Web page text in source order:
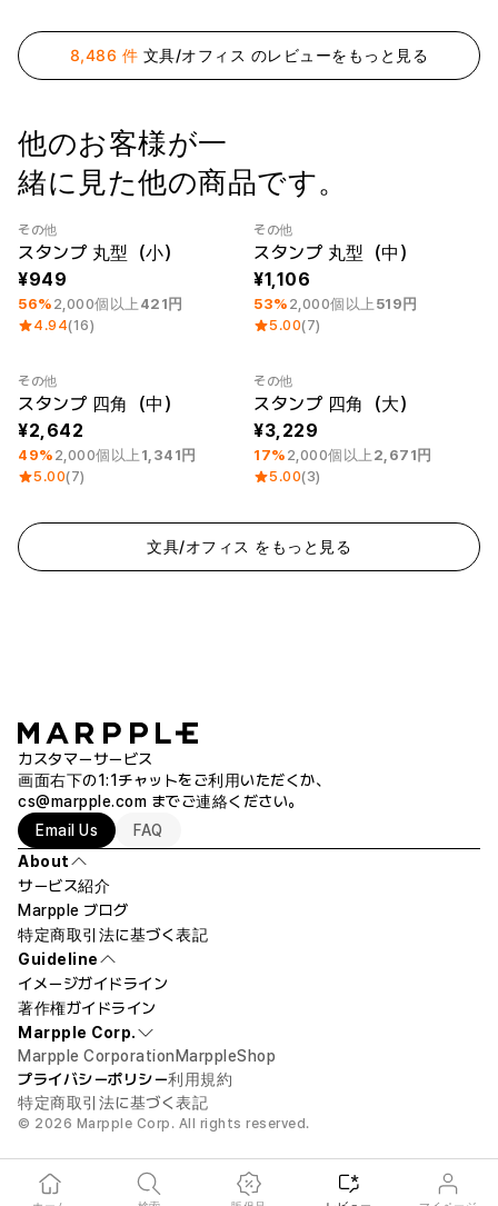
8,486 件 文具/オフィス のレビューをもっと見る
他のお客様が一
緒に見た他の商品です。
最小注文数量 1個 Category Best
その他
スタンプ 丸型（小）
949
56% 2,000個以上 421円
4.94(16)
最小注文数量 1個
その他
スタンプ 丸型（中）
1,106
53% 2,000個以上 519円
5.00(7)
最小注文数量 1個
その他
スタンプ 四角（中）
2,642
49% 2,000個以上 1,341円
5.00(7)
最小注文数量 1個
その他
スタンプ 四角（大）
3,229
17% 2,000個以上 2,671円
5.00(3)
文具/オフィス をもっと見る
カスタマーサービス
画面右下の1:1チャットをご利用いただくか、
cs@marpple.com までご連絡ください。
Email Us
FAQ
About
サービス紹介
Marpple ブログ
特定商取引法に基づく表記
Guideline
イメージガイドライン
著作権ガイドライン
Marpple Corp.
Marpple Corporation MarppleShop
プライバシーポリシー利用規約
特定商取引法に基づく表記
© 2026 Marpple Corp. All rights reserved.
会員登録
1：1お問い合わせ
カスタマーセンタ
サービス紹介
日本語
袖タイプ
袖なし
半袖
Champion
素材
綿/ポリエステル
ナイロン
起毛
ダウンジャケット
キュレーション
デイリーTシャツ
様々なカラー
パンツ
&チューブトップ